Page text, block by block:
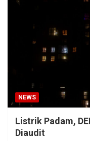
NEWS
Listrik Padam,
Diaudit